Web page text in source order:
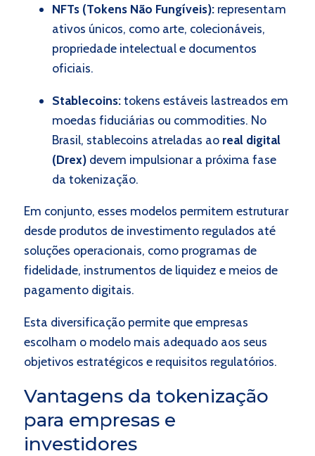
NFTs (Tokens Não Fungíveis):representam
ativos únicos, como arte, colecionáveis,
propriedade intelectual e documentos
oficiais.
Stablecoins:tokens estáveis lastreados em
moedas fiduciárias ou commodities. No
Brasil, stablecoins atreladas ao real digital
(Drex)devem impulsionar a próxima fase
da tokenização.
Em conjunto, esses modelos permitem estruturar
desde produtos de investimento regulados até
soluções operacionais, como programas de
fidelidade, instrumentos de liquidez e meios de
pagamento digitais.
Esta diversificação permite que empresas
escolham o modelo mais adequado aos seus
objetivos estratégicos e requisitos regulatórios.
Vantagens da tokenização
para empresas e
investidores